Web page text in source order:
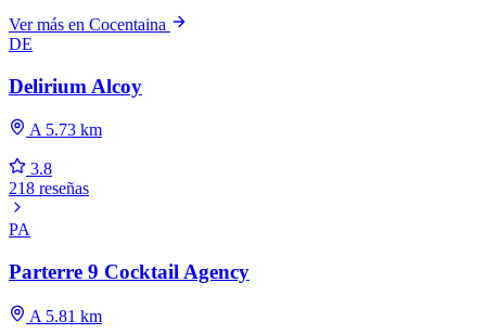
Ver más en Cocentaina
DE
Delirium Alcoy
A 5.73 km
3.8
218 reseñas
PA
Parterre 9 Cocktail Agency
A 5.81 km